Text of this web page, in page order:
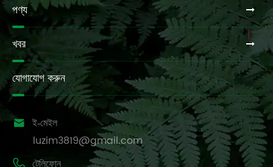
পণ্য
খবর
যোগাযোগ করুন
 ই-মেইল
luzim3819@gmail.com
 টেলিফোন